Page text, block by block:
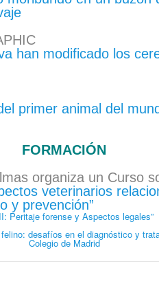
han modificado los
primer animal del
FORMACIÓN
organiza un Curso
veterinarios
y prevención”
Peritaje forense y Aspectos legales”
desafíos en el diagnóstico y
Colegio de Madrid